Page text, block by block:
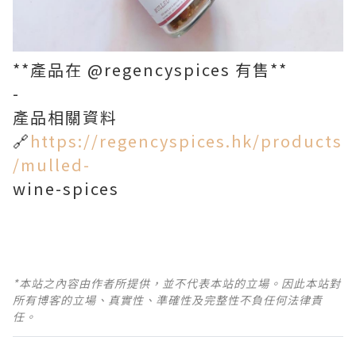
**產品在 @regencyspices 有售**
-
產品相關資料
🔗https://regencyspices.hk/products
/mulled-
wine-spices
*本站之內容由作者所提供，並不代表本站的立場。因此本站對
所有博客的立場、真實性、準確性及完整性不負任何法律責
任。